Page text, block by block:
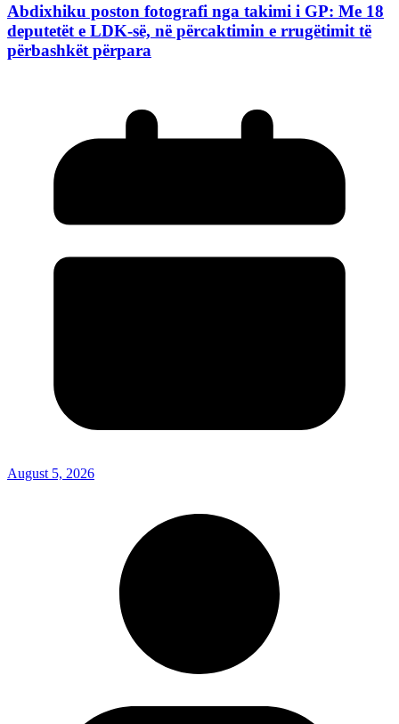
Abdixhiku poston fotografi nga takimi i GP: Me 18
deputetët e LDK-së, në përcaktimin e rrugëtimit të
përbashkët përpara
August 5, 2026